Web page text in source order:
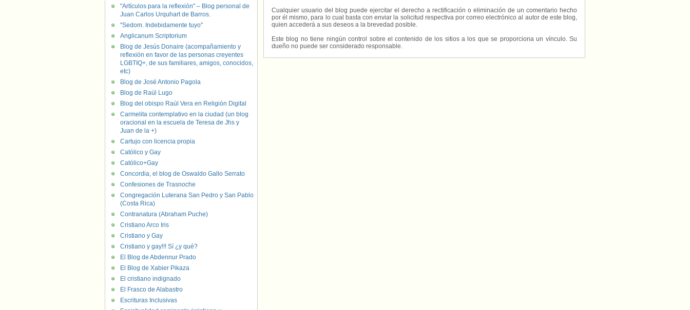
Cualquier usuario del blog puede ejercitar el derecho a rectificación o eliminación de un comentario hecho
por él mismo, para lo cual basta con enviar la solicitud respectiva por correo electrónico al autor de este blog,
quien accederá a sus deseos a la brevedad posible.
Este blog no tiene ningún control sobre el contenido de los sitios a los que se proporciona un vínculo. Su
dueño no puede ser considerado responsable.
"Artículos para la reflexión" – Blog personal de
Juan Carlos Urquhart de Barros.
"Sedom. Indebidamente tuyo"
Anglicanum Scriptorium
Blog de Jesús Donaire (acompañamiento y
reflexión en favor de las personas creyentes
LGBTIQ+, de sus familiares, amigos, conocidos,
etc)
Blog de José Antonio Pagola
Blog de Raúl Lugo
Blog del obispo Raúl Vera en Religión Digital
Carmelita contemplativo en la ciudad (un blog
oracional en la escuela de Teresa de Jhs y
Juan de la +)
Cartujo con licencia propia
Católico y Gay
Católico+Gay
Concordia, el blog de Oswaldo Gallo Serrato
Confesiones de Trasnoche
Congregación Luterana San Pedro y San Pablo
(Costa Rica)
Contranatura (Abraham Puche)
Cristiano Arco Iris
Cristiano y Gay
Cristiano y gay!!! Sí ¿y qué?
El Blog de Abdennur Prado
El Blog de Xabier Pikaza
El cristiano indignado
El Frasco de Alabastro
Escrituras Inclusivas